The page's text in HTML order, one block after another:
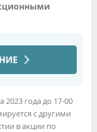
2023 года до 17-00
с другими
в акции по